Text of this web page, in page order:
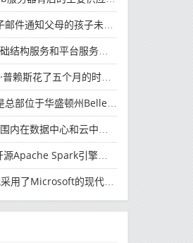
孩子未经授权而购买了有关如何退款的产品
服务和平台服务的公共云平台
月的时间领导软件巨头SAP的云计算工作
华盛顿州Bellevue的商业软件制造商
中心和云中使用它们的数千名客户
引擎发行版上运行的Cloud Dataflow版本
的现代应用程序的移动计算方法